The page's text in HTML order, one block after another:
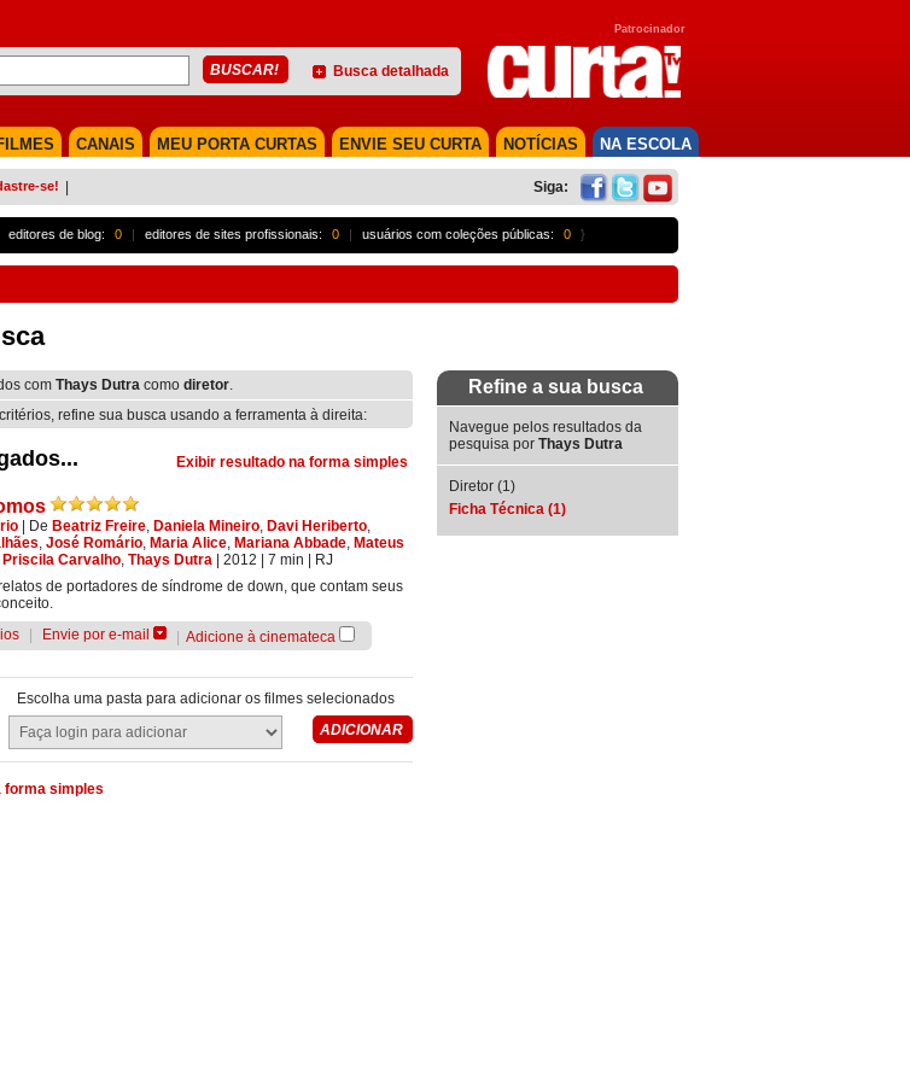
Busca detalhada
Patrocinador
NA ESCOLA
NOTÍCIAS
ENVIE SEU CURTA
MEU PORTA CURTAS
CANAIS
Siga:
se!
editores de blog: 0 | editores de sites profissionais: 0 | usuários com coleções públicas: 0 }
com Thays Dutra como diretor.
refine sua busca usando a ferramenta à direita:
Exibir resultado na forma simples
De Beatriz Freire, Daniela Mineiro, Davi Heriberto,
, José Romário, Maria Alice, Mariana Abbade, Mateus
Priscila Carvalho, Thays Dutra | 2012 | 7 min
RJ
de portadores de síndrome de down, que contam seus
Envie por e-mail Adicione à cinemateca
Escolha uma pasta para adicionar os filmes selecionados
forma simples
Refine a sua busca
Navegue pelos resultados da
pesquisa por Thays Dutra
Diretor (1)
Ficha Técnica (1)